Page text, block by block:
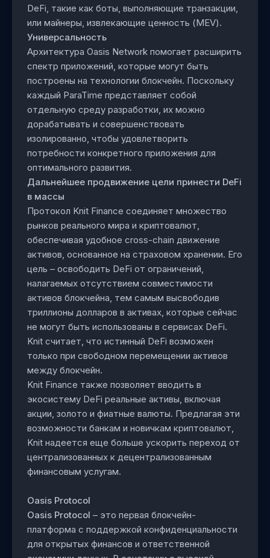
DeFi, такие как боты, выполняющие транзакции,
или майнеры, извлекающие ценность (MEV).
Универсальность
Архитектура Oasis Network помогает расширить
спектр приложений, которые могут быть
построены на технологии блокчейн. Поскольку
каждый ParaTime представляет собой
отдельную среду разработки, их можно
дорабатывать и совершенствовать
изолированно, чтобы удовлетворить
потребности конкретного приложения для
оптимального развития.
Дальнейшее продвижение цели принести DeFi
в массы
Протокол Knit Finance соединяет множество
рынков реального мира и криптовалют,
обеспечивая удобное cross-chain движение
активов, основанное на страховом хранении. Его
цель – освободить DeFi от ограничений,
налагаемых отсутствием совместимости
активов блокчейна, тем самым высвободив
триллионы долларов в активах, которые сейчас
не могут быть использованы в сервисах DeFi.
Knit считает, что истинный DeFi возможен
только при свободном перемещении активов
между блокчейн.
Knit Finance также позволяет вводить в
экосистему DeFi реальные активы, включая
акции, золото и фиатные валюты. Предлагая эти
возможности банкам и новичкам криптовалют,
Knit надеется еще больше ускорить переход от
централизованных к децентрализованным
финансовым услугам.
Oasis Protocol
Oasis Protocol – это первая блокчейн-
платформа с поддержкой конфиденциальности
для открытых финансов и ответственной